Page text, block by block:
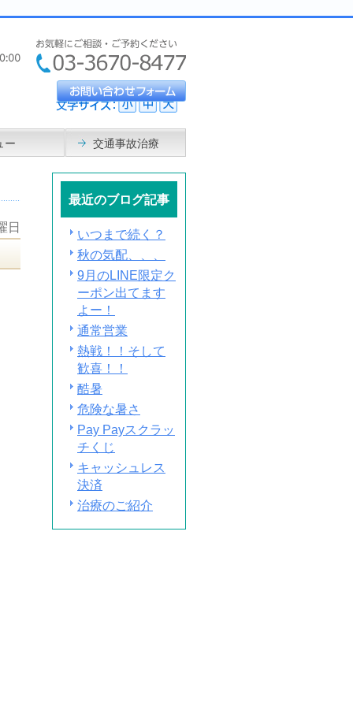
ー 交通事故治療
日
最近のブログ記事
いつまで続く？
秋の気配、、、
9月のLINE限定ク
ーポン出てます
よー！
通常営業
熱戦！！そして
歓喜！！
酷暑
危険な暑さ
Pay Payスクラッ
チくじ
キャッシュレス
決済
治療のご紹介